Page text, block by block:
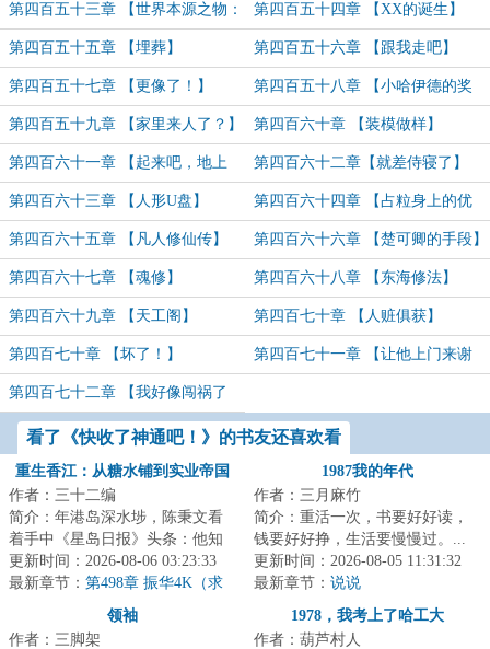
第四百五十三章 【世界本源之物：
我在这里。】
第四百五十四章 【XX的诞生】
第四百五十五章 【埋葬】 第四百五十六章 【跟我走吧】
第四百五十七章 【更像了！】 第四百五十八章 【小哈伊德的奖
励】
第四百五十九章 【家里来人了？】 第四百六十章 【装模做样】
第四百六十一章 【起来吧，地上
凉】
第四百六十二章【就差侍寝了】
第四百六十三章 【人形U盘】 第四百六十四章 【占粒身上的优
点】
第四百六十五章 【凡人修仙传】 第四百六十六章 【楚可卿的手段】
第四百六十七章 【魂修】 第四百六十八章 【东海修法】
第四百六十九章 【天工阁】 第四百七十章 【人赃俱获】
第四百七十章 【坏了！】 第四百七十一章 【让他上门来谢
第四百七十二章 【我好像闯祸了
看了《快收了神通吧！》的书友还喜欢看
重生香江：从糖水铺到实业帝国
作者：三十二编
简介：年港岛深水埗，陈秉文看
着手中《星岛日报》头条：他知
道自己重生在了最完美的年代。
这一世，他不在...
更新时间：2026-08-06 03:23:33
最新章节： 第498章 振华4K（求
月票推荐票求追订）
1987我的年代
作者：三月麻竹
简介：重活一次，书要好好读，
钱要好好挣，生活要慢慢过。...
更新时间：2026-08-05 11:31:32
最新章节： 说说
领袖
作者：三脚架
1978，我考上了哈工大
作者：葫芦村人